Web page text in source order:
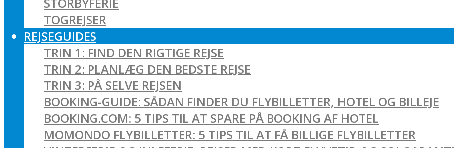
TOGREJSER
REJSEGUIDES
TRIN 1: FIND DEN RIGTIGE REJSE
TRIN 2: PLANLÆG DEN BEDSTE REJSE
TRIN 3: PÅ SELVE REJSEN
BOOKING-GUIDE: SÅDAN FINDER DU FLYBILLETTER, HOTEL OG BILLEJE
BOOKING.COM: 5 TIPS TIL AT SPARE PÅ BOOKING AF HOTEL
MOMONDO FLYBILLETTER: 5 TIPS TIL AT FÅ BILLIGE FLYBILLETTER